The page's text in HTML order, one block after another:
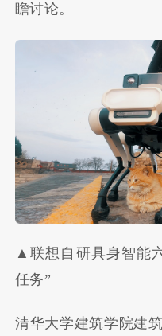
瞻讨论。
▲联想自研具身智能
任务”
清华大学建筑学院建